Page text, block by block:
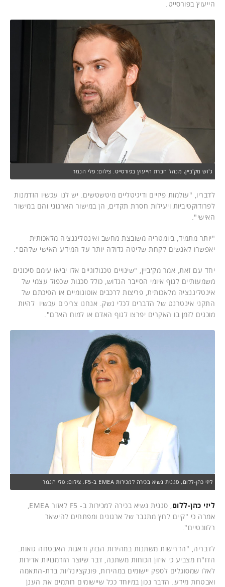
הייעוץ בפורסייט.
ג'וש מק'ביין, מנהל חברת הייעוץ בפורסייט. צילום: פלי הנמר
לדבריו, "עולמות פיזיים ודיגיטליים מיטשטשים. יש לנו עכשיו הזדמנות
לפרודוקטיביות ויעילות חסרת תקדים, הן במישור הארגוני והם במישור
האישי".
"יותר מתמיד, ביומטריה משובצת מחשב ואינטליגנציה מלאכותית
יאפשרו לאנשים לקחת שליטה גדולה יותר על המידע האישי שלהם".
יחד עם זאת, אמר מק'ביין, "שינויים טכנולוגיים אלו יביאו עימם סיכונים
משמעותיים לנוף איומי הסייבר הגדוש, כולל סכנות שכפול עצמי של
אינטליגנציה מלאכותית, פריצות לרכבים אוטונומיים או הפיכתם של
התקני אינטרנט של הדברים לכלי נשק. אנחנו צריכים עכשיו להיות
מוכנים לזמן בו האקרים יפרצו לגוף האדם או למוח האדם".
ליזי כהן-ללום, סגנית נשיא בכירה למכירות EMEA ב-F5. צילום: פלי הנמר
ליזי כהן-ללום
אמרה כי "קיים לחץ מתגבר של ארגונים ומפתחים להישאר
רלוונטיים".
לדבריה, "הדרישות משתנות במהירות הבזק ודאגות האבטחה גואות.
הדו"ח מצביע כי איזון הכוחות משתנה, דבר שיוצר הזדמנויות אדירות
לאלו שמסוגלים לספק יישומים במהירות, פונקציונליות ברת-התאמה
ואבטחת מידע. הדבר נכון במיוחד ככל שיישומים רותמים את הענן